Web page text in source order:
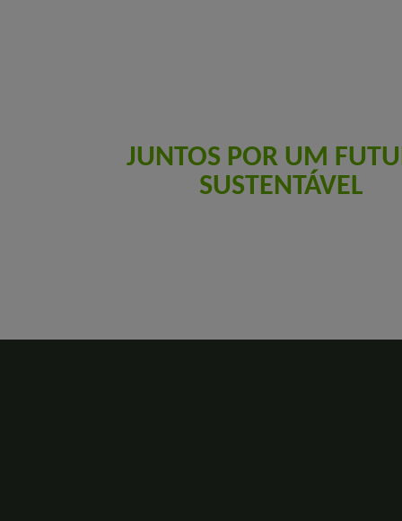
JUNTOS POR UM
SUSTENTÁVEL